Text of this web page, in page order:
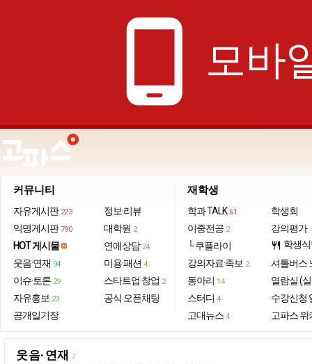
phone_android 모바
커뮤니티
자유게시판 223
익명게시판 790
HOT 게시물
웃음·연재 94
이슈·토론 29
자유홍보 23
공개일기장
정보·리뷰
대학원 2
연애상담 24
미용·패션 4
스타트업·창업 2
공식 오픈채팅
재학생
학과 TALK 61
이중전공 2
└ 쿠플라이
강의자료·족보 2
동아리 14
스터디 4
고대뉴스 4
학생회
강의평가
restaurant 학생
셔틀버스
열람실 (
수강신청
고파스 위
웃음·연재 2